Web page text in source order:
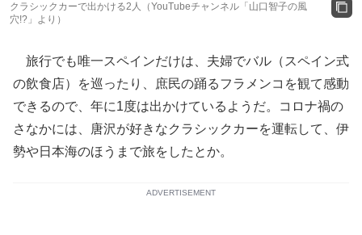
クラシックカーで出かける2人（YouTubeチャンネル「山口智子の風
穴!?」より）
旅行でも唯一スペインだけは、夫婦でバル（スペイン式
の飲食店）を巡ったり、庶民の踊るフラメンコを観て感動
できるので、年に1度は出かけているようだ。コロナ禍の
さなかには、唐沢が好きなクラシックカーを運転して、伊
勢や日本海のほうまで旅をしたとか。
ADVERTISEMENT